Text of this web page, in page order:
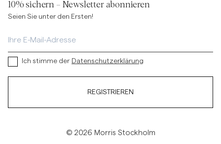
10% sichern – Newsletter abonnieren
Seien Sie unter den Ersten!
Ich stimme der Datenschutzerklärung
REGISTRIEREN
© 2026 Morris Stockholm